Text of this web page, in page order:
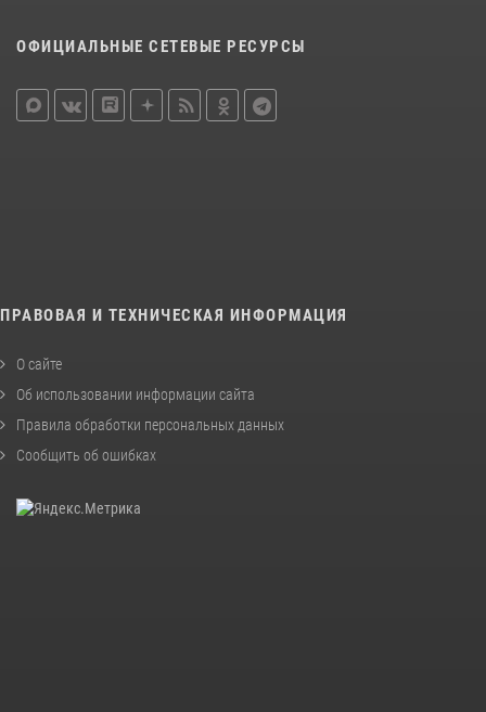
ОФИЦИАЛЬНЫЕ СЕТЕВЫЕ РЕСУРСЫ
ПРАВОВАЯ И ТЕХНИЧЕСКАЯ ИНФОРМАЦИЯ
О сайте
Об использовании информации сайта
Правила обработки персональных данных
Сообщить об ошибках